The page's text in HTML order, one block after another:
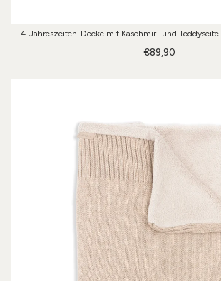
4-Jahreszeiten-Decke mit Kaschmir- und Teddyseite
€89,90